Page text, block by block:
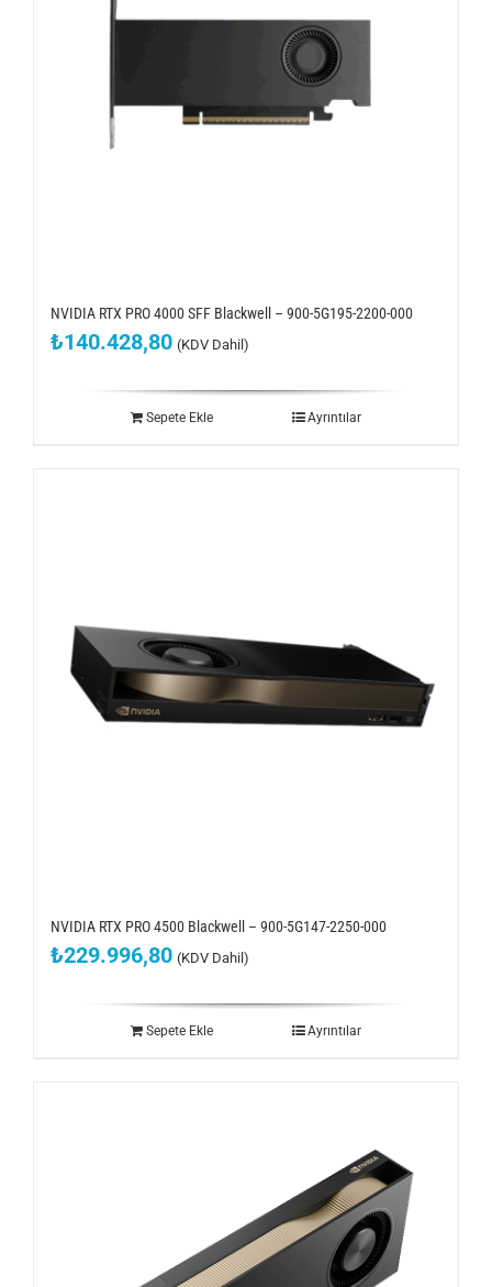
NVIDIA RTX PRO 4000 SFF Blackwell – 900-5G195-2200-000
₺140.428,80 (KDV Dahil)
Sepete Ekle Ayrıntılar
NVIDIA RTX PRO 4500 Blackwell – 900-5G147-2250-000
₺229.996,80 (KDV Dahil)
Sepete Ekle Ayrıntılar